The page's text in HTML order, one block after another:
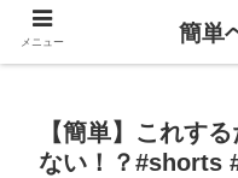
【簡単】これす
ない！？#shorts
メニュー 簡単